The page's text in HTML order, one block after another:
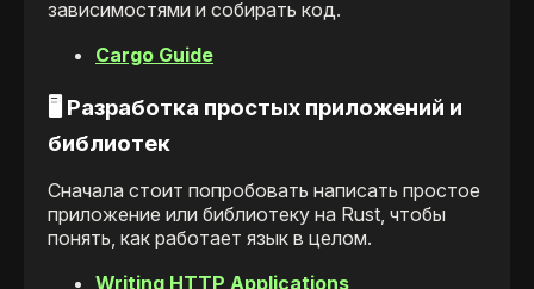
зависимостями и собирать код.
Cargo Guide
🖥️ Разработка простых приложений и
библиотек
Сначала стоит попробовать написать простое
приложение или библиотеку на Rust, чтобы
понять, как работает язык в целом.
Writing HTTP Applications